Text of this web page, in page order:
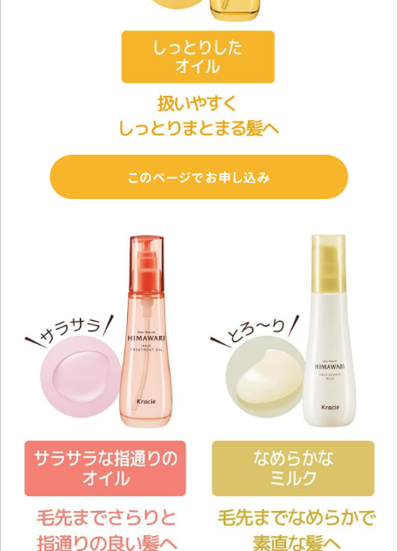
このページでお申し込み